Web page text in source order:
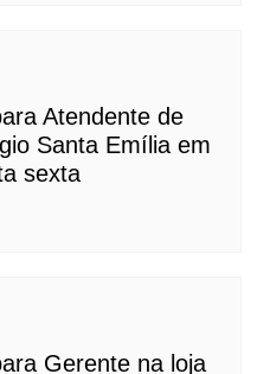
Atendente de
Santa Emília em
sexta
Gerente na loja